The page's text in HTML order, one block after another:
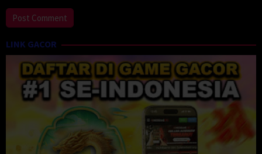
LINK GACOR